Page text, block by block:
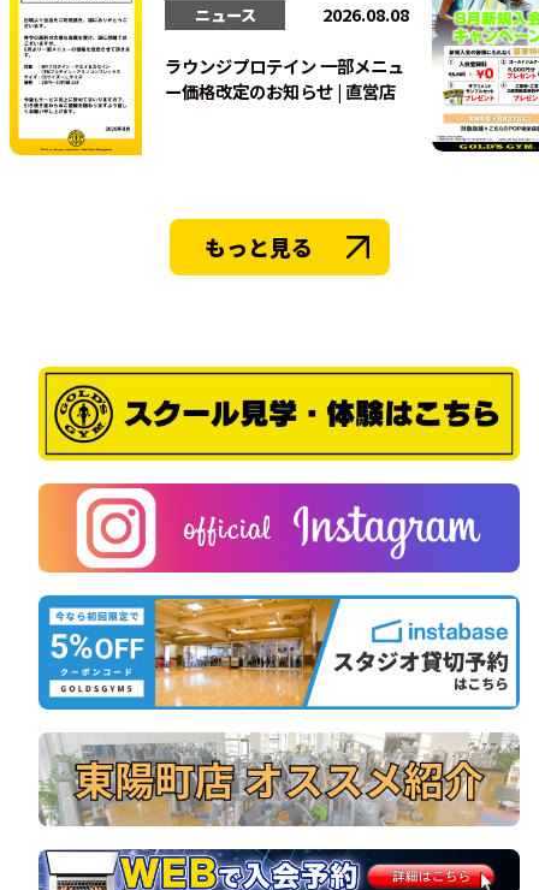
ニュース 2026.08.08
ラウンジプロテイン 一部メニュ
ー価格改定のお知らせ | 直営店
もっと見る